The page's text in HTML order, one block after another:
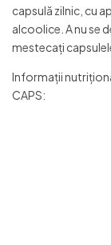
capsulă zilnic, cu
alcoolice. A nu se
mestecați
Informații
CAPS: